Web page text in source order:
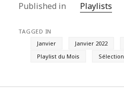
Published in Playlists
TAGGED IN
Janvier
Janvier 2022
Playlist du Mois
Sélection